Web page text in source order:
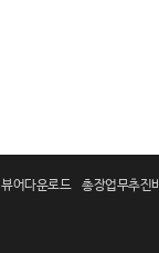
뷰어다운로드
총장업무추진비